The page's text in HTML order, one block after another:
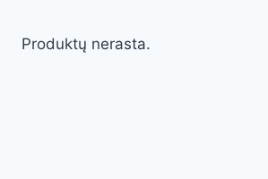
Produktų nerasta.